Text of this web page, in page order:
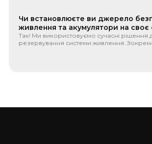
Чи встановлюєте ви джерело
живлення та акумулятори на своє
Так! Ми використовуємо сучасні рішення
резервування системи живлення. Зокрема,
VPN service